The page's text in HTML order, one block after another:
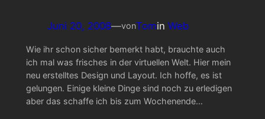
Juni 20, 2008—vonTomin Web
Wie ihr schon sicher bemerkt habt, brauchte auch
ich mal was frisches in der virtuellen Welt. Hier mein
neu erstelltes Design und Layout. Ich hoffe, es ist
gelungen. Einige kleine Dinge sind noch zu erledigen
aber das schaffe ich bis zum Wochenende…